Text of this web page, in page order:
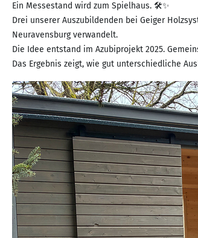
Ein Messestand wird zum Spielhaus. 🛠️✨
Drei unserer Auszubildenden bei Geiger
Neuravensburg verwandelt.
Die Idee entstand im Azubiprojekt 2025.
Das Ergebnis zeigt, wie gut unterschiedliche